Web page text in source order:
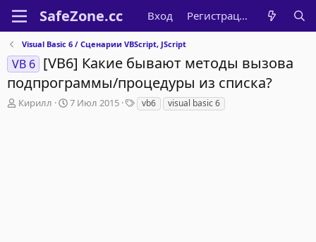
Вход Регистрация
Visual Basic 6 / Сценарии VBScript, JScript
VB 6 [VB6] Какие бывают методы вызова
подпрограммы/процедуры из списка?
А
Кирилл
Д
7 Июл 2015
Т
е
vb6 visual basic 6